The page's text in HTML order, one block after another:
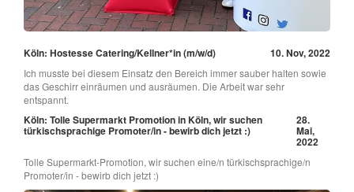
Köln: Hostesse Catering/Kellner*in (m/w/d) 10. Nov, 2022
Ich musste bei diesem Einsatz den Bereich immer sauber halten sowie
das Geschirr einräumen und ausräumen. Die Arbeit war sehr
entspannt.
Köln: Tolle Supermarkt Promotion in Köln, wir suchen
türkischsprachige Promoter/in - bewirb dich jetzt :)
28.
Mai,
2022
Tolle Supermarkt-Promotion, wir suchen eine/n türkischsprachige/n
Promoter/in - bewirb dich jetzt :)